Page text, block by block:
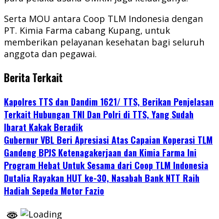
Serta MOU antara Coop TLM Indonesia dengan
PT. Kimia Farma cabang Kupang, untuk
memberikan pelayanan kesehatan bagi seluruh
anggota dan pegawai.
Berita Terkait
Kapolres TTS dan Dandim 1621/ TTS, Berikan Penjelasan
Terkait Hubungan TNI Dan Polri di TTS, Yang Sudah
Ibarat Kakak Beradik
Gubernur VBL Beri Apresiasi Atas Capaian Koperasi TLM
Gandeng BPJS Ketenagakerjaan dan Kimia Farma Ini
Program Hebat Untuk Sesama dari Coop TLM Indonesia
Dutalia Rayakan HUT ke-30, Nasabah Bank NTT Raih
Hadiah Sepeda Motor Fazio